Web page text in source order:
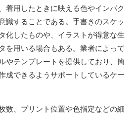
着用したときに映える色やインパク
識することである。手書きのスケッ
化したものや、イラストが得意な生
を用いる場合もある。業者によって
やテンプレートを提供しており、簡
成できるようサポートしているケー
数、プリント位置や色指定などの細